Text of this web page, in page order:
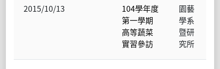
2015/10/13
104學年度
第一學期
高等蔬菜
實習參訪
園藝
學系
暨研
究所